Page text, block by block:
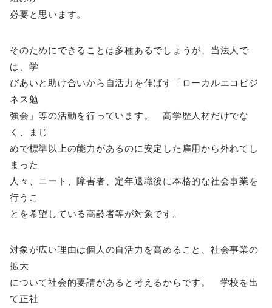
必要と思います。
そのためにできることは多種あるでしょうが、当法人で
は、学
びあいと助け合いから自活力を伸ばす「ローカルエコビジ
ネス勉
強会」等の活動を行っています。 高学歴人材だけでな
く、まじ
めで標準以上の能力があるのに安定した雇用から外れてし
まった
人々、ニート、障害者、定年退職後に本格的な社会事業を
行うこ
とを希望している高齢者等が対象です。
対象が広い理由は個人の自活力を高めること、社会事業の
拡大
について社会的要請があると考えるからです。 学校を出
て正社